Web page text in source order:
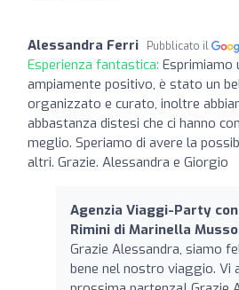
Alessandra Ferri Pubblicato il
Esperienza fantastica: Esprimiamo
ampiamente positivo, è stato un
organizzato e curato, inoltre
abbastanza distesi che ci hanno
meglio. Speriamo di avere la
altri. Grazie. Alessandra e Giorgio
Agenzia Viaggi-Party
Rimini di Marinella
Grazie Alessandra, siamo
bene nel nostro viaggio. Vi